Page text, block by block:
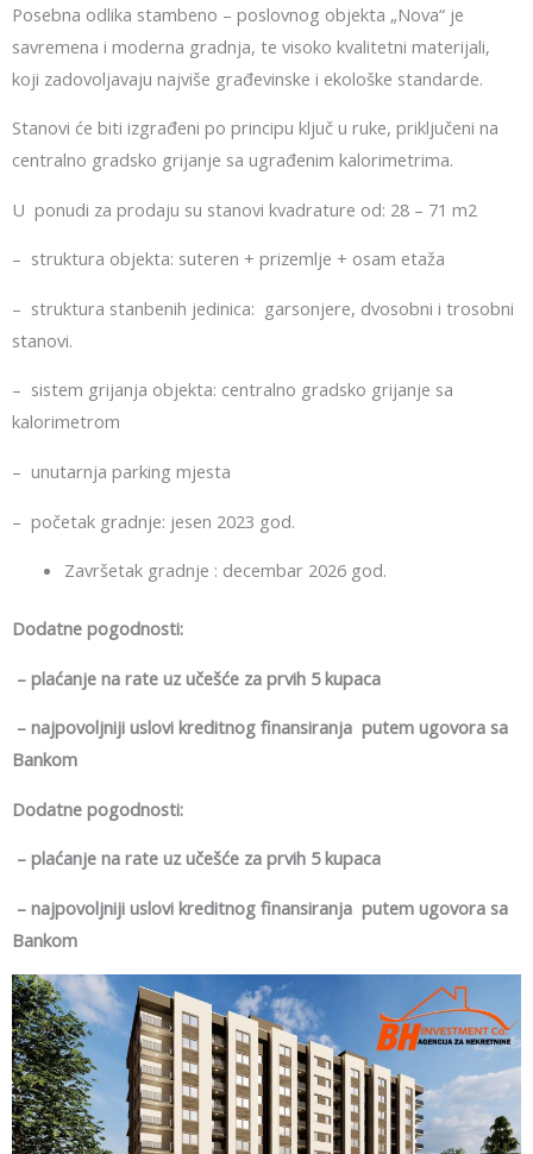
Posebna odlika stambeno – poslovnog objekta „Nova“ je
savremena i moderna gradnja, te visoko kvalitetni materijali,
koji zadovoljavaju najviše građevinske i ekološke standarde.
Stanovi će biti izgrađeni po principu ključ u ruke, priključeni na
centralno gradsko grijanje sa ugrađenim kalorimetrima.
U ponudi za prodaju su stanovi kvadrature od: 28 – 71 m2
– struktura objekta: suteren + prizemlje + osam etaža
– struktura stanbenih jedinica: garsonjere, dvosobni i trosobni
stanovi.
– sistem grijanja objekta: centralno gradsko grijanje sa
kalorimetrom
– unutarnja parking mjesta
– početak gradnje: jesen 2023 god.
Završetak gradnje : decembar 2026 god.
Dodatne pogodnosti:
– plaćanje na rate uz učešće za prvih 5 kupaca
– najpovoljniji uslovi kreditnog finansiranja putem ugovora sa
Bankom
Dodatne pogodnosti:
– plaćanje na rate uz učešće za prvih 5 kupaca
– najpovoljniji uslovi kreditnog finansiranja putem ugovora sa
Bankom